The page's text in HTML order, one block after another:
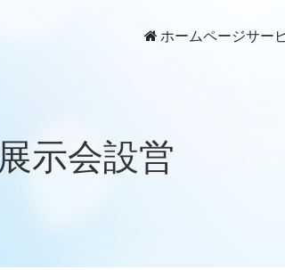
ホームページサー
展示会設営